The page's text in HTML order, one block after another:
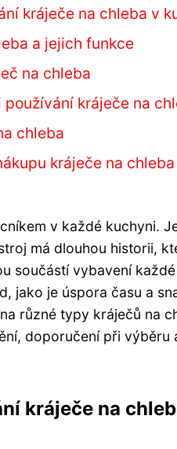
kráječe na chleba v
a jejich funkce
na chleba
kráječe na
chleba
kráječe na chleba
v každé kuchyni.
má dlouhou historii,
součástí vybavení
jako je úspora času a
různé typy kráječů na
doporučení při
kráječe na